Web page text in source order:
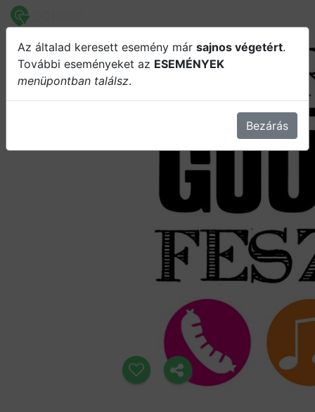
10. Debreceni Gourmet Fesztivál -
Az általad keresett esemény már sajnos végetért.
További eseményeket az ESEMÉNYEK
menüpontban találsz.
Bezárás